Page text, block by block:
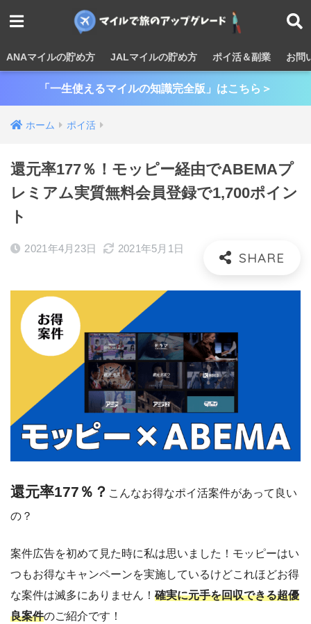
ANAマイルの貯め方 JALマイルの貯め方 ポイ活＆副業 お問
「一生使えるマイルの知識完全版」はこちら＞
ホーム ポイ活
還元率177％！モッピー経由でABEMAプ
レミアム実質無料会員登録で1,700ポイン
ト
2021年4月23日 2021年5月1日
還元率177％？ こんなお得なポイ活案件があって良い
の？
案件広告を初めて見た時に私は思いました！モッピーはい
つもお得なキャンペーンを実施しているけどこれほどお得
な案件は滅多にありません！ 確実に元手を回収できる超優
良案件のご紹介です！